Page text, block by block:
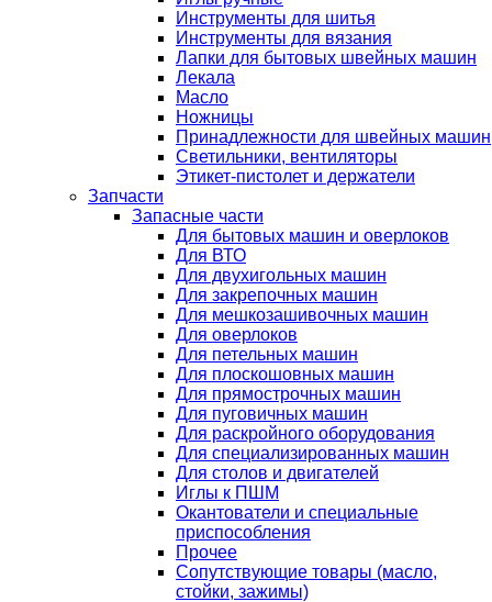
Инструменты для шитья
Инструменты для вязания
Лапки для бытовых швейных машин
Лекала
Масло
Ножницы
Принадлежности для швейных машин
Светильники, вентиляторы
Этикет-пистолет и держатели
Запчасти
Запасные части
Для бытовых машин и оверлоков
Для ВТО
Для двухигольных машин
Для закрепочных машин
Для мешкозашивочных машин
Для оверлоков
Для петельных машин
Для плоскошовных машин
Для прямострочных машин
Для пуговичных машин
Для раскройного оборудования
Для специализированных машин
Для столов и двигателей
Иглы к ПШМ
Окантователи и специальные
приспособления
Прочее
Сопутствующие товары (масло,
стойки, зажимы)